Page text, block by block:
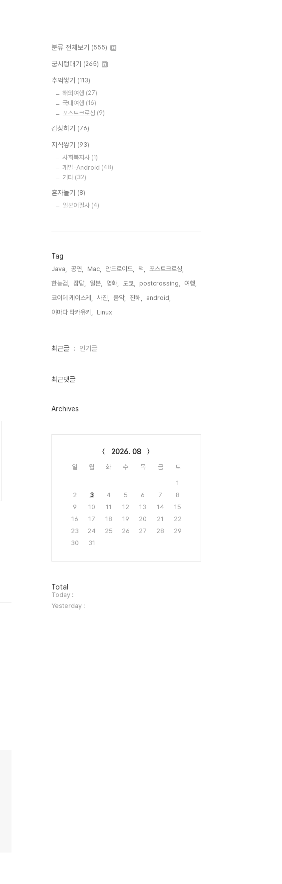
분류 전체보기 (555)
궁시렁대기 (265)
추억쌓기 (113)
해외여행 (27)
국내여행 (16)
포스트크로싱 (9)
감상하기 (76)
지식쌓기 (93)
사회복지사 (1)
개발-Android (48)
기타 (32)
혼자놀기 (8)
일본어필사 (4)
Tag
Java, 공연, Mac, 안드로이드, 책,
포스트크로싱,
한능검,
잡담, 일본, 영화, 도쿄, postcrossing,
여행,
코이데 케이스케,
사진, 음악, 진해,
android,
야마다 타카유키,
Linux,
최
인
최근글 인기글
최근댓글
Archives
2026. 08
일 월 화 수 목 금 토
1
2
3 4 5 6 7
8
9
10 11 12 13 14
15
16
17 18 19 20 21
22
23
24 25 26 27 28
29
30
31
방
문
자
수
Total
Today :
Yesterday :